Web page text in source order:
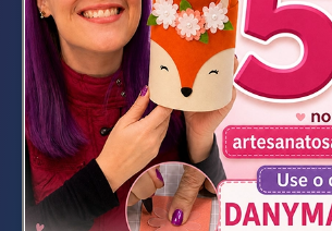
Capinha de celular de silicone
Marcadores Posca
Verniz Spray
Baixar Moldes